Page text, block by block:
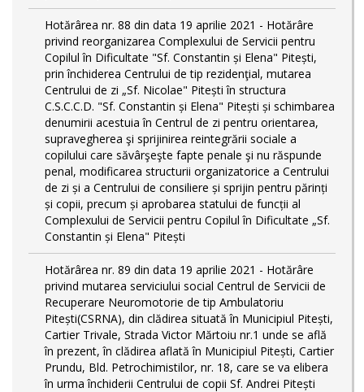
Hotărârea nr. 88 din data 19 aprilie 2021 - Hotărâre
privind reorganizarea Complexului de Servicii pentru
Copilul în Dificultate "Sf. Constantin și Elena" Pitești,
prin închiderea Centrului de tip rezidenţial, mutarea
Centrului de zi „Sf. Nicolae" Pitești în structura
C.S.C.C.D. "Sf. Constantin și Elena" Pitești și schimbarea
denumirii acestuia în Centrul de zi pentru orientarea,
supravegherea şi sprijinirea reintegrării sociale a
copilului care săvârşeşte fapte penale şi nu răspunde
penal, modificarea structurii organizatorice a Centrului
de zi și a Centrului de consiliere și sprijin pentru părinți
și copii, precum și aprobarea statului de funcții al
Complexului de Servicii pentru Copilul în Dificultate „Sf.
Constantin și Elena" Pitești
Hotărârea nr. 89 din data 19 aprilie 2021 - Hotărâre
privind mutarea serviciului social Centrul de Servicii de
Recuperare Neuromotorie de tip Ambulatoriu
Pitești(CSRNA), din clădirea situată în Municipiul Pitești,
Cartier Trivale, Strada Victor Mărtoiu nr.1 unde se află
în prezent, în clădirea aflată în Municipiul Pitești, Cartier
Prundu, Bld. Petrochimistilor, nr. 18, care se va elibera
în urma închiderii Centrului de copii Sf. Andrei Pitești